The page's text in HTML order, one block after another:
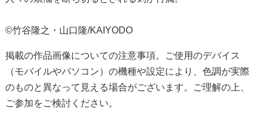
©竹谷隆之・山口隆/KAIYODO
掲載の作品画像についての注意事項。ご使用のデバイス
（モバイルやパソコン）の機種や設定により、色調が実際
のものと異なって見える場合がございます。ご理解の上、
ご参加をご検討ください。